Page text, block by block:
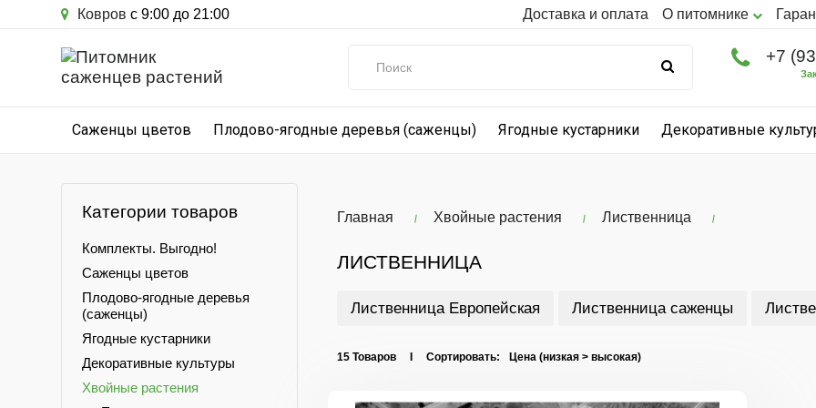
Ковров с 9:00 до 21:00 Доставка и оплата О питомнике
+7
Саженцы цветов Плодово-ягодные деревья (саженцы) Ягодные кустарники Декоративные
Категории товаров
Комплекты. Выгодно!
Саженцы цветов
Плодово-ягодные деревья
(саженцы)
Ягодные кустарники
Декоративные культуры
Хвойные растения
Главная Хвойные растения Лиственница
ЛИСТВЕННИЦА
Лиственница Европейская Лиственница саженцы
15 Товаров I Сортировать: